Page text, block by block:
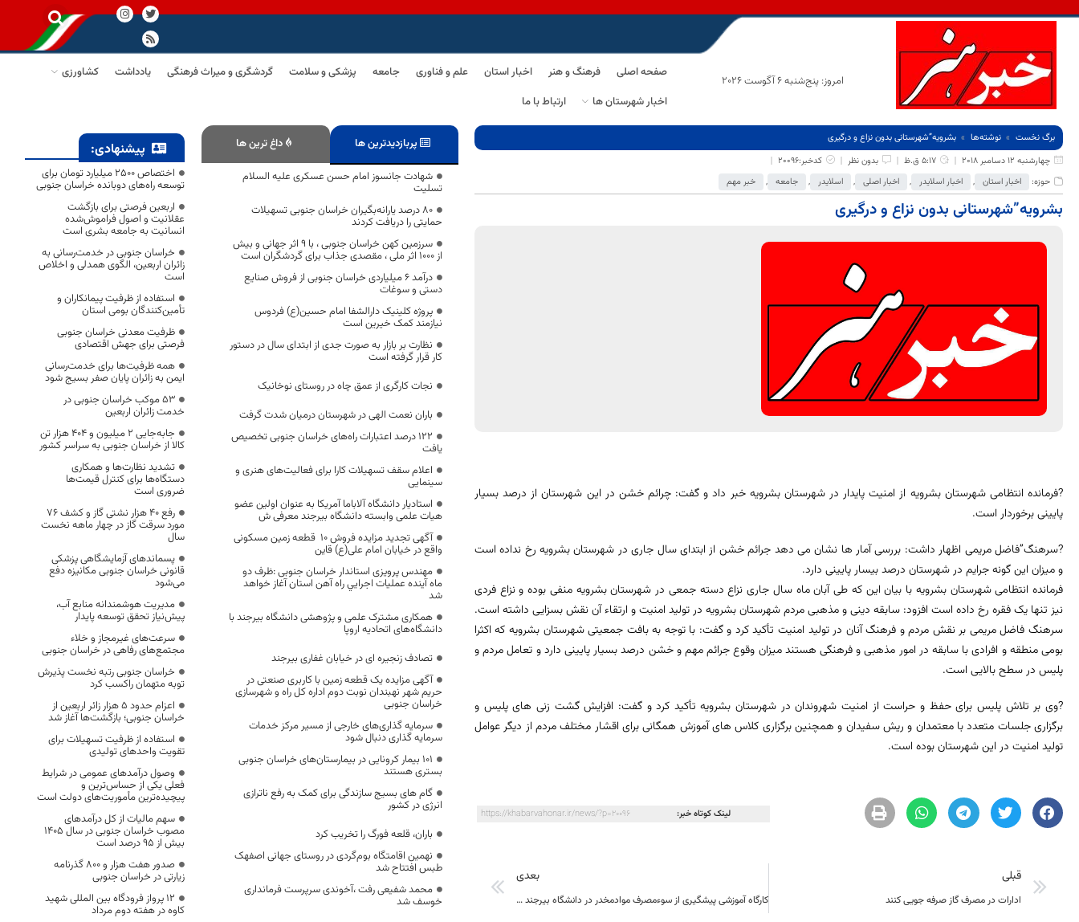
امروز: پنج‌شنبه 6 آگوست 2026
صفحه اصلی فرهنگ و هنر اخبار استان علم و فناوری جامعه پزشکی و سلامت گردشگری و میراث فرهنگی یادداشت
کشاورزی
اخبار شهرستان ها
ارتباط با ما
برگ نخست نوشته‌ها
بشرویه”شهرستانی بدون نزاع و درگیری
چهارشنبه 12 دسامبر 2018
5:17 ق.ظ بدون نظر
کدخبر:20096
حوزه:
اخبار استان , اخبار اسلایدر , اخبار اصلی , اسلایدر , جامعه , خبر مهم
بشرویه”شهرستانی بدون نزاع و درگیری
?فرمانده انتظامی شهرستان بشرویه از امنیت پایدار در شهرستان بشرویه خبر داد و گفت: چرائم خشن در این شهرستان از درصد بسیار
پایینی برخوردار است.
?سرهنگ”فاضل مریمی اظهار داشت: بررسی آمار ها نشان می دهد جرائم خشن از ابتدای سال جاری در شهرستان بشرویه رخ نداده است
و میزان این گونه جرایم در شهرستان درصد بیسار پایینی دارد.
فرمانده انتظامی شهرستان بشرویه با بیان این که طی آبان ماه سال جاری نزاع دسته جمعی در شهرستان بشرویه منفی بوده و نزاع فردی
نیز تنها یک فقره رخ داده است افزود: سابقه دینی و مذهبی مردم شهرستان بشرویه در تولید امنیت و ارتقاء آن نقش بسزایی داشته است.
سرهنگ فاضل مریمی بر نقش مردم و فرهنگ آنان در تولید امنیت تأکید کرد و گفت: با توجه به بافت جمعیتی شهرستان بشرویه که اکثرا
بومی منطقه و افرادی با سابقه در امور مذهبی و فرهنگی هستند میزان وقوع جرائم مهم و خشن درصد بسیار پایینی دارد و تعامل مردم و
پلیس در سطح بالایی است.
?وی بر تلاش پلیس برای حفظ و حراست از امنیت شهروندان در شهرستان بشرویه تأکید کرد و گفت: افزایش گشت زنی های پلیس و
برگزاری جلسات متعدد با معتمدان و ریش سفیدان و همچنین برگزاری کلاس های آموزش همگانی برای اقشار مختلف مردم از دیگر عوامل
تولید امنیت در این شهرستان بوده است.
لینک کوتاه خبر: https://khabarvahonar.ir/news/?p=20096
قبلی
ادارات در مصرف گاز صرفه جویی کنند
بعدی
کارگاه آموزشی پیشگیری از سوءمصرف موادمخدر در دانشگاه بیرجند برگزار شد
پربازدیدترین ها داغ ترین ها
شهادت جانسوز امام حسن عسکری علیه السلام
تسلیت
۸۰ درصد یارانه‌بگیران خراسان جنوبی تسهیلات
حمایتی را دریافت کردند
سرزمین کهن خراسان جنوبی ، با 9 اثر جهانی و بیش
از 1000 اثر ملی ، مقصدی جذاب برای گردشگران است
درآمد ۶ میلیاردی خراسان جنوبی از فروش صنایع
دستی و سوغات
پروژه کلینیک دارالشفا امام حسین(ع) فردوس
نیازمند کمک خیرین است
نظارت بر بازار به‌ صورت جدی از ابتدای سال در دستور
کار قرار گرفته است
نجات کارگری از عمق چاه در روستای نوخانیک
باران نعمت الهی در شهرستان درمیان شدت گرفت
۱۲۲ درصد اعتبارات راه‌های خراسان جنوبی تخصیص
یافت
اعلام سقف تسهیلات کارا برای فعالیت‌های هنری و
سینمایی
استادیار دانشگاه آلاباما آمریکا به عنوان اولین عضو
هیات علمی وابسته دانشگاه بیرجند معرفی ش
آگهی تجدید مزایده فروش 10 قطعه زمین مسکونی
واقع در خیابان امام علی(ع) قاین
مهندس پرویزی استاندار خراسان جنوبی :ظرف دو
ماه آینده عملیات اجرایي راه آهن استان آغاز خواهد
شد
همکاری مشترک علمی و پژوهشی دانشگاه بیرجند با
دانشگاه‌های اتحادیه اروپا
تصادف زنجیره ای در خیابان غفاری بیرجند
آگهی مزایده یک قطعه زمین با کاربری صنعتی در
حریم شهر نهبندان نوبت دوم اداره کل راه و شهرسازی
خراسان جنوبی
سرمایه گذاری‌های خارجی از مسیر مرکز خدمات
سرمایه گذاری دنبال شود
۱۰۱ بیمار کرونایی در بیمارستان‌های خراسان جنوبی
بستری هستند
گام های بسیج سازندگی برای کمک به رفع ناترازی
انرژی در کشور
باران، قلعه فورگ را تخریب کرد
نهمین اقامتگاه بوم‌گردی در روستای جهانی اصفهک
طبس افتتاح شد
محمد شفیعی رفت ،آخوندی سرپرست فرمانداری
خوسف شد
پیشنهادی:
اختصاص 2500 میلیارد تومان برای
توسعه راه‌های دوبانده خراسان جنوبی
اربعین فرصتی برای بازگشت
عقلانیت و اصول فراموش‌شده
انسانیت به جامعه بشری است
خراسان جنوبی در خدمت‌رسانی به
زائران اربعین، الگوی همدلی و اخلاص
است
استفاده از ظرفیت پیمانکاران و
تأمین‌کنندگان بومی استان
ظرفیت معدنی خراسان جنوبی
فرصتی برای جهش اقتصادی
همه ظرفیت‌ها برای خدمت‌رسانی
ایمن به زائران پایان صفر بسیج شود
53 موکب خراسان جنوبی در
خدمت زائران اربعین
جابه‌جایی 2 میلیون و 404 هزار تن
کالا از خراسان جنوبی به سراسر کشور
تشدید نظارت‌ها و همکاری
دستگاه‌ها برای کنترل قیمت‌ها
ضروری است
رفع 40 هزار نشتی گاز و کشف 76
مورد سرقت گاز در چهار ماهه نخست
سال
پسماندهای آزمایشگاهی پزشکی
قانونی خراسان جنوبی مکانیزه دفع
می‌شود
مدیریت هوشمندانه منابع آب،
پیش‌نیاز تحقق توسعه پایدار
سرعت‌های غیرمجاز و خلاء
مجتمع‌های رفاهی در خراسان جنوبی
خراسان جنوبی رتبه نخست پذیرش
توبه متهمان راکسب کرد
اعزام حدود 5 هزار زائر اربعین از
خراسان جنوبی؛ بازگشت‌ها آغاز شد
استفاده از ظرفیت تسهیلات برای
تقویت واحدهای تولیدی
وصول درآمدهای عمومی در شرایط
فعلی یکی از حساس‌ترین و
پیچیده‌ترین مأموریت‌های دولت است
سهم مالیات از کل درآمدهای
مصوب خراسان جنوبی در سال ۱۴۰۵
بیش از ۹۵ درصد است
صدور هفت هزار و ۸۰۰ گذرنامه
زیارتی در خراسان جنوبی
۱۲ پرواز فرودگاه بین المللی شهید
کاوه در هفته دوم مرداد